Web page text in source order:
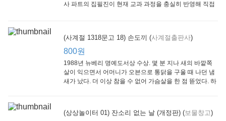
큰솔(토토북)
동아일보사
사 파트의 집필진이 현재 교과 과정을 충실히 반영해 직접
(사계절 1318문고 18) 손도끼 (사계절출판사)
800원
1988년 뉴베리 명예도서상 수상. 몇 분 지나 새의 바깥쪽
살이 익으면서 어머니가 오븐으로 통닭을 구울 때 나던 냄
새가 났다. 더 이상 참을 수 없어 가슴살을 한 점 뜯었다. 하
(상상놀이터 01) 잔소리 없는 날 (개정판) (보물창고)